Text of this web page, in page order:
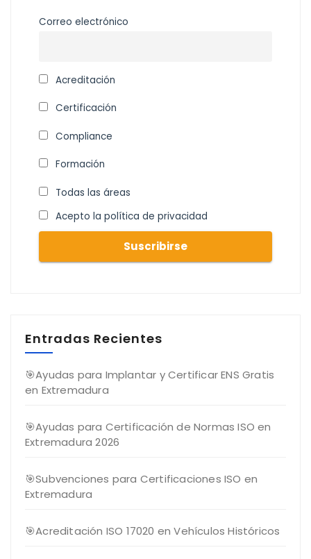
Correo electrónico
Acreditación
Certificación
Compliance
Formación
Todas las áreas
Acepto la política de privacidad
Entradas Recientes
🎯Ayudas para Implantar y Certificar ENS Gratis
en Extremadura
🎯Ayudas para Certificación de Normas ISO en
Extremadura 2026
🎯Subvenciones para Certificaciones ISO en
Extremadura
🎯Acreditación ISO 17020 en Vehículos Históricos